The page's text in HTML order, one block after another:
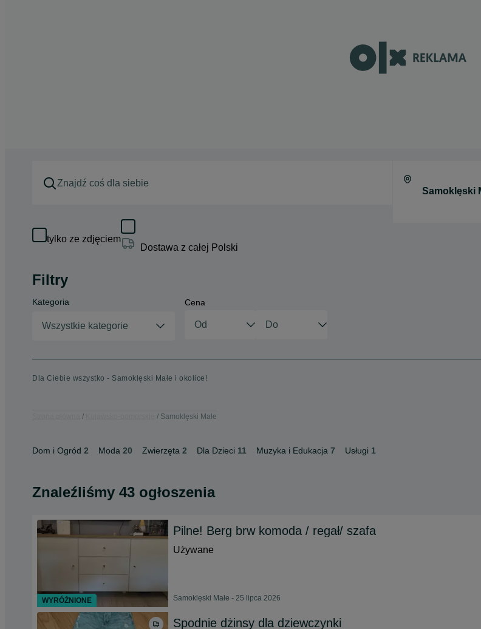
tylko ze zdjęciem
Dostawa z całej Polski
Filtry
Kategoria
Wszystkie kategorie
Cena
Dla Ciebie wszystko - Samoklęski Małe i okolice!
Samoklęski Małe
Dom i Ogród 2 Moda 20 Zwierzęta 2 Dla Dzieci 11 Muzyka i Edukacja 7 Usługi 1
Znaleźliśmy 43 ogłoszenia
Pilne! Berg brw komoda / regał/ szafa
Używane
Samoklęski Małe - 25 lipca 2026
Spodnie dżinsy dla dziewczynki
WYRÓŻNIONE